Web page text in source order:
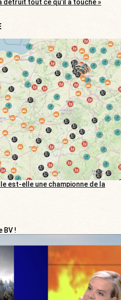
détruit tout ce qu’il a touché »
est-elle une championne de la
BV !